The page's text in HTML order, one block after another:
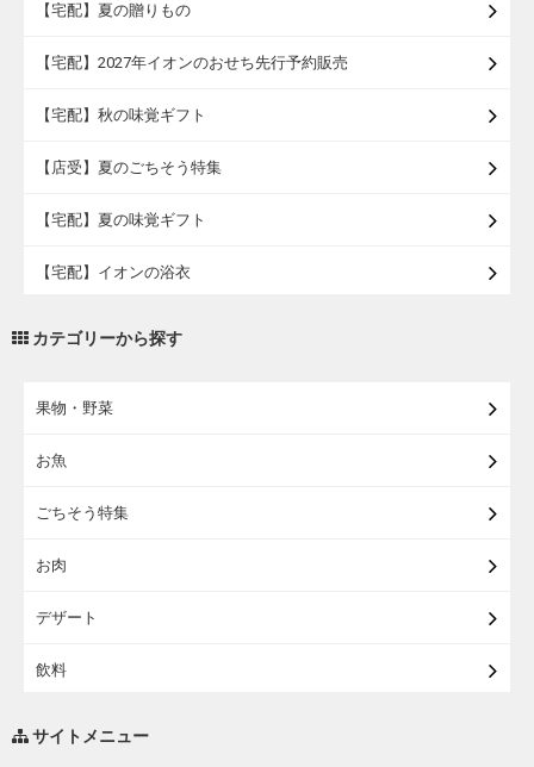
【宅配】夏の贈りもの
【宅配】2027年イオンのおせち先行予約販売
【宅配】秋の味覚ギフト
【店受】夏のごちそう特集
【宅配】夏の味覚ギフト
【宅配】イオンの浴衣
カテゴリーから探す
果物・野菜
お魚
ごちそう特集
お肉
デザート
飲料
サイトメニュー